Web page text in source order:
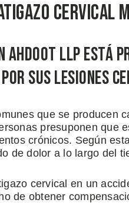
Cervical
Ahdoot LLP Está
Sus Lesiones
que se producen
presuponen que
crónicos. Según
de dolor a lo largo del
cervical en un
de obtener